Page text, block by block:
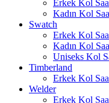
Erkek Kol
Kadın Kol
Swatch
Erkek Kol
Kadın Kol
Uniseks Kol
Timberland
Erkek Kol
Welder
Erkek Kol